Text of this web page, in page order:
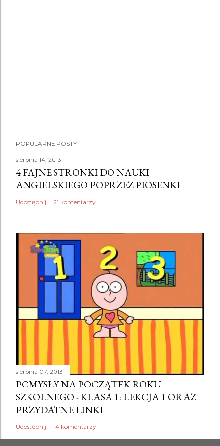
r
z
e
ś
l
k
POPULARNE POSTY
sierpnia 14, 2013
4 FAJNE STRONKI DO NAUKI
ANGIELSKIEGO POPRZEZ PIOSENKI
Udostępnij 21 komentarzy
sierpnia 07, 2013
POMYSŁY NA POCZĄTEK ROKU
SZKOLNEGO - KLASA 1: LEKCJA 1 ORAZ
PRZYDATNE LINKI
Udostępnij 14 komentarzy